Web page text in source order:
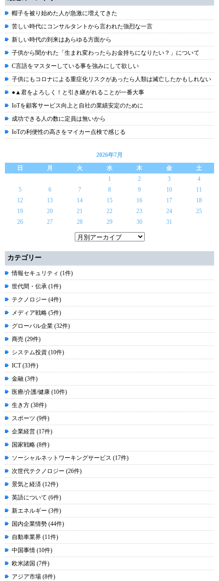
帽子を被り始めた人が急激に増えてきた
苦しい時代にコンサルタントから言われた強烈な一言
新しい時代の到来はあらゆる方面から
子供から聞かれた「生まれ変わったらお金持ちになりたい？」について
C言語をマスターしている事を強みにして欲しい
子供にもコロナによる重症化リスクがあったら人類は滅亡したかもしれない
●▲君をよろしく！と引き継がれることが一番大事
IoTを顧客サービス向上と自社の業績安定のために
成功できる人の数に定員は無いから
IoTの利便性の高さをマイカー点検で感じる
2026年7月
日
月 火 水 木 金
土
1
2 3
4
5
6 7 8 9 10
11
12
13 14 15 16 17
18
19
20 21 22 23 24
25
26
27 28 29 30 31
カテゴリー
情報セキュリティ (1件)
世代間・伝承 (1件)
テクノロジー (4件)
メディア戦略 (5件)
グローバル企業 (32件)
商売 (29件)
システム投資 (10件)
ICT (33件)
金融 (3件)
医療/介護/健康 (10件)
生き方 (38件)
スポーツ (9件)
企業経営 (17件)
国家戦略 (8件)
ソーシャルネットワーキングサービス (17件)
次世代テクノロジー (26件)
景気と経済 (12件)
英語について (6件)
新エネルギー (3件)
国内企業情勢 (44件)
自動車業界 (11件)
中国事情 (10件)
欧米諸国 (7件)
アジア市場 (8件)